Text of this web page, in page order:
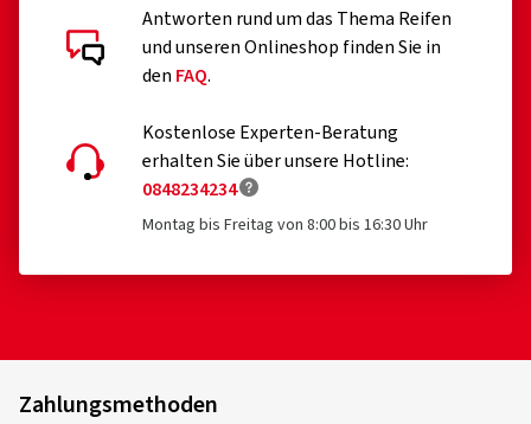
Antworten rund um das Thema Reifen
und unseren Onlineshop finden Sie in
den FAQ.
Kostenlose Experten-Beratung
erhalten Sie über unsere Hotline:
0848234234
Montag bis Freitag von 8:00 bis 16:30 Uhr
Zahlungsmethoden